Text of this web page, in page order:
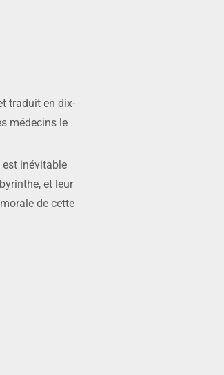
traduit en dix-
médecins le
est inévitable
et leur
de cette